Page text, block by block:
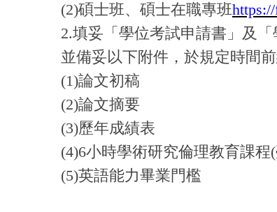
(2)碩士班、碩士在職專班
2.填妥「學位考試申請書」及
並備妥以下附件，於規定時間
(1)論文初稿
(2)論文摘要
(3)歷年成績表
(4)6小時學術研究倫理教育課
(5)英語能力畢業門檻